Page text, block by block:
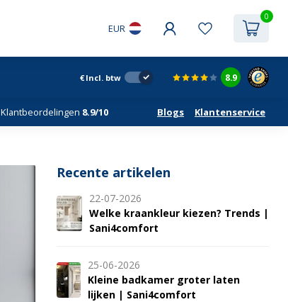
EUR
0
€ Incl. btw 8.9
Klantbeordelingen 8.9/10 Blogs Klantenservice
Recente artikelen
22-07-2026
Welke kraankleur kiezen? Trends |
Sani4comfort
25-06-2026
Kleine badkamer groter laten
lijken | Sani4comfort